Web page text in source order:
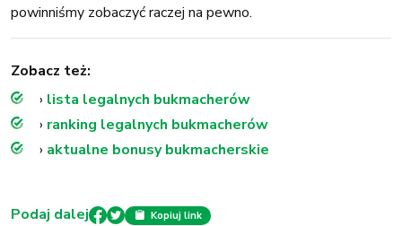
powinniśmy zobaczyć raczej na pewno.
Zobacz też:
› lista legalnych bukmacherów
› ranking legalnych bukmacherów
› aktualne bonusy bukmacherskie
Podaj dalej Kopiuj link